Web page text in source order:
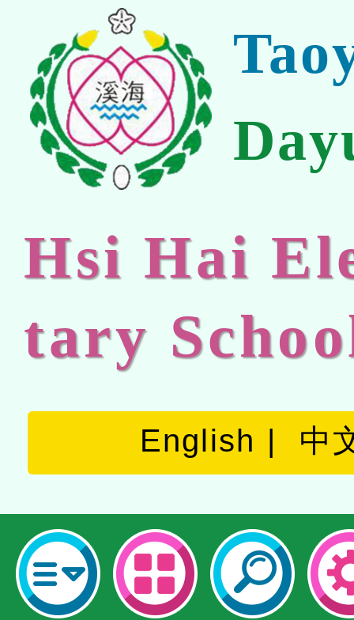
Hsi Hai
tary
English 中